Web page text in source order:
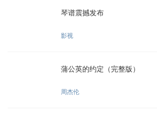
琴谱震撼发布
影视
蒲公英的约定（完整版）
周杰伦